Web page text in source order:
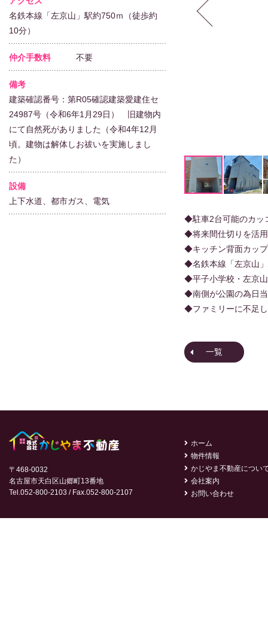
名鉄本線「左京山」駅約750ｍ（徒歩約
10分）
仲介手数料 不要
備考
建築確認番号：第R05確認建築愛建住セ
24987号（令和6年1月29日） 旧建物内
にて自然死がありました（令和4年12月
頃。建物は解体しお祓いを実施しまし
た）
設備
上下水道、都市ガス、電気
◆駐車2台可能のカッ
◆将来間仕切りを活
◆キッチン背面カッ
◆名鉄本線「左京山
◆平子小学校・左京
◆南側が公園の為日
◆ファミリーに不足
一覧
〒468-0032
名古屋市天白区山郷町13番地
Tel.052-800-2103 / Fax.052-800-2107
ホーム
物件情報
かじやま不動産につい
会社案内
お問い合わせ